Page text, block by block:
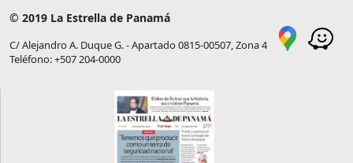
© 2019 La Estrella de Panamá
C/ Alejandro A. Duque G. - Apartado 0815-00507, Zona 4
Teléfono: +507 204-0000